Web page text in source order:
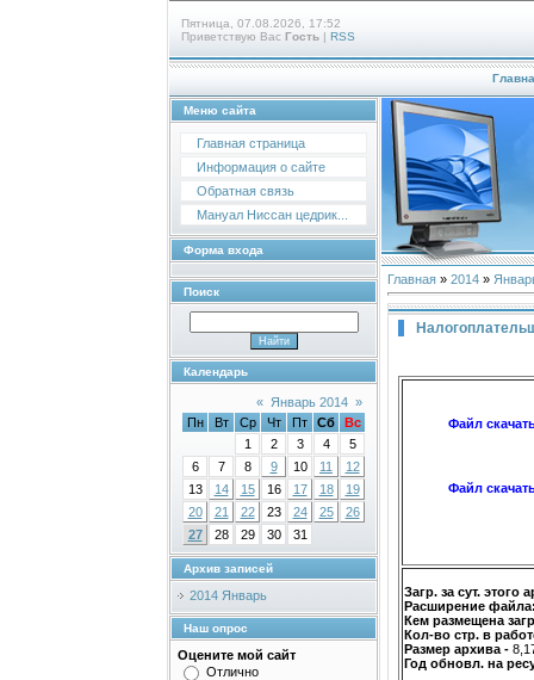
Пятница, 07.08.2026, 17:52
Приветствую Вас Гость | RSS
Меню сайта
Главная страница
Информация о сайте
Обратная связь
Мануал Ниссан цедрик...
Форма входа
Поиск
Календарь
« Январь 2014 »
Пн
Вт Ср Чт Пт Сб
Вс
1
2 3 4
5
6
7 8 9 10 11
12
13
14 15 16 17 18
19
20
21 22 23 24 25
26
27
28 29 30 31
Архив записей
2014 Январь
Наш опрос
Оцените мой сайт
Отлично
Главная » 2014 »
Файл
Файл
Загр. за сут. этого
Расширение
Кем размещена
Кол-во стр. в
Размер архива -
Год обновл. на